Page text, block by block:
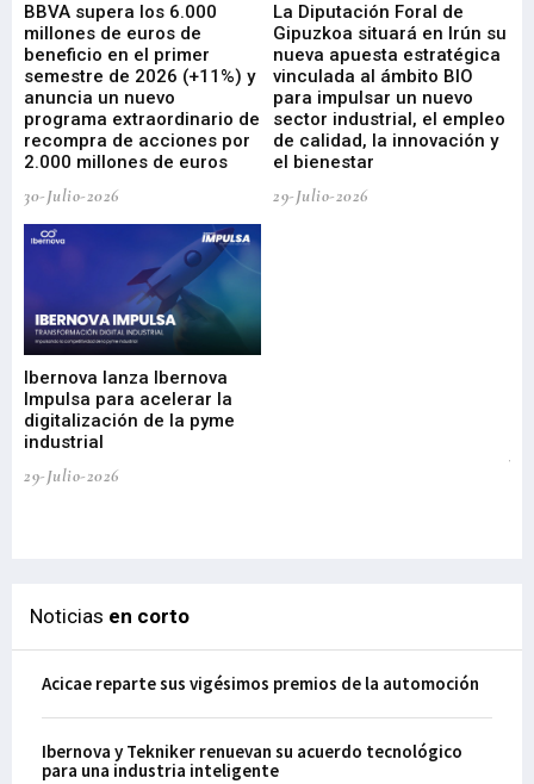
BBVA supera los 6.000
millones de euros de
beneficio en el primer
semestre de 2026 (+11%) y
anuncia un nuevo
programa extraordinario de
recompra de acciones por
2.000 millones de euros
30-Julio-2026
La Diputación Foral de
Gipuzkoa situará en Irún su
nueva apuesta estratégica
vinculada al ámbito BIO
para impulsar un nuevo
sector industrial, el empleo
de calidad, la innovación y
el bienestar
29-Julio-2026
Ibernova lanza Ibernova
Impulsa para acelerar la
digitalización de la pyme
industrial
29-Julio-2026
Noticias en corto
Acicae reparte sus vigésimos premios de la automoción
Ibernova y Tekniker renuevan su acuerdo tecnológico
para una industria inteligente